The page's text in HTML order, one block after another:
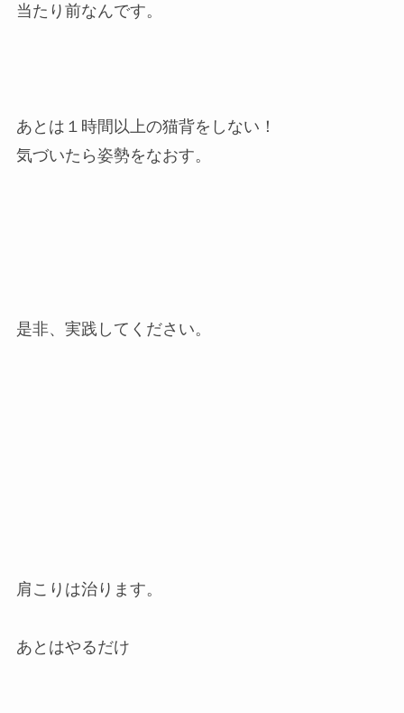
当たり前なんです。
あとは１時間以上の猫背をしない！
気づいたら姿勢をなおす。
是非、実践してください。
肩こりは治ります。
あとはやるだけ